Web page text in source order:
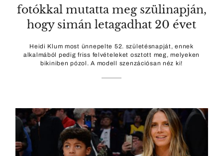
fotókkal mutatta meg szülinapján,
hogy simán letagadhat 20 évet
Heidi Klum most ünnepelte 52. születésnapját, ennek
alkalmából pedig friss felvételeket osztott meg, melyeken
bikiniben pózol. A modell szenzációsan néz ki!